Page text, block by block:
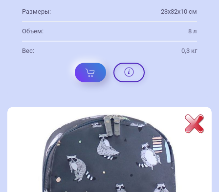
Размеры: 23х32х10 см
Объем: 8 л
Вес: 0,3 кг